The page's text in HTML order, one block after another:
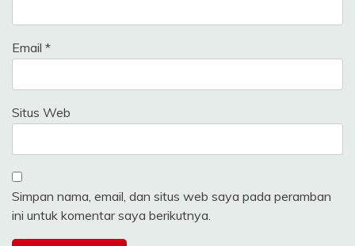
Email *
Situs Web
Simpan nama, email, dan situs web saya pada peramban
ini untuk komentar saya berikutnya.